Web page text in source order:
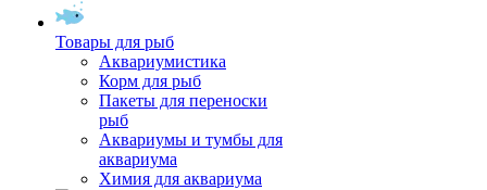
Товары для рыб
Аквариумистика
Корм для рыб
Пакеты для переноски
рыб
Аквариумы и тумбы для
аквариума
Химия для аквариума